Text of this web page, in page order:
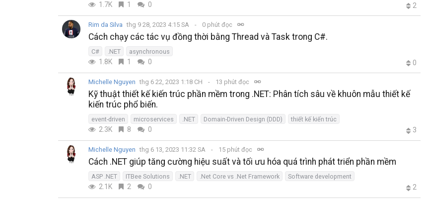
1.7K 1 0 2
Rim da Silva thg 9 28, 2023 4:15 SA 0 phút đọc
Cách chạy các tác vụ đồng thời bằng Thread và Task trong C#.
C# .NET asynchronous
1.8K 1 0 0
Michelle Nguyen thg 6 22, 2023 1:18 CH 13 phút đọc
Kỹ thuật thiết kế kiến trúc phần mềm trong .NET: Phân tích sâu về khuôn mẫu thiết kế
kiến trúc phổ biến.
event-driven microservices .NET Domain-Driven Design (DDD) thiết kế kiến trúc
2.3K 8 0 3
Michelle Nguyen thg 6 13, 2023 11:32 SA 15 phút đọc
Cách .NET giúp tăng cường hiệu suất và tối ưu hóa quá trình phát triển phần mềm
ASP .NET ITBee Solutions .NET .Net Core vs .Net Framework Software development
2.1K 2 0 2